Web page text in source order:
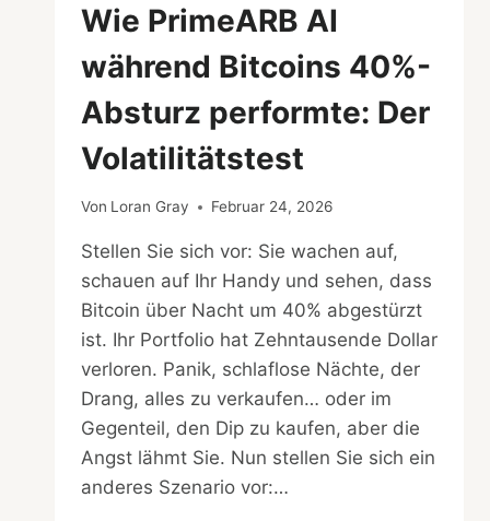
Wie PrimeARB AI
während Bitcoins 40%-
Absturz performte: Der
Volatilitätstest
Von Loran Gray Februar 24, 2026
Stellen Sie sich vor: Sie wachen auf,
schauen auf Ihr Handy und sehen, dass
Bitcoin über Nacht um 40% abgestürzt
ist. Ihr Portfolio hat Zehntausende Dollar
verloren. Panik, schlaflose Nächte, der
Drang, alles zu verkaufen… oder im
Gegenteil, den Dip zu kaufen, aber die
Angst lähmt Sie. Nun stellen Sie sich ein
anderes Szenario vor:…